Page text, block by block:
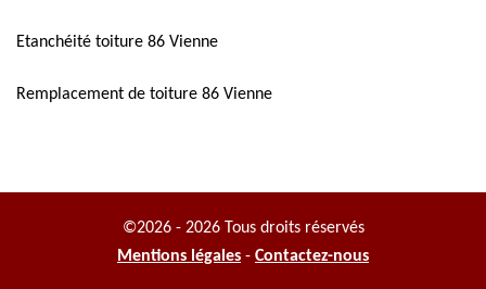
Etanchéité toiture 86 Vienne
Remplacement de toiture 86 Vienne
©2026 - 2026 Tous droits réservés
Mentions légales - Contactez-nous